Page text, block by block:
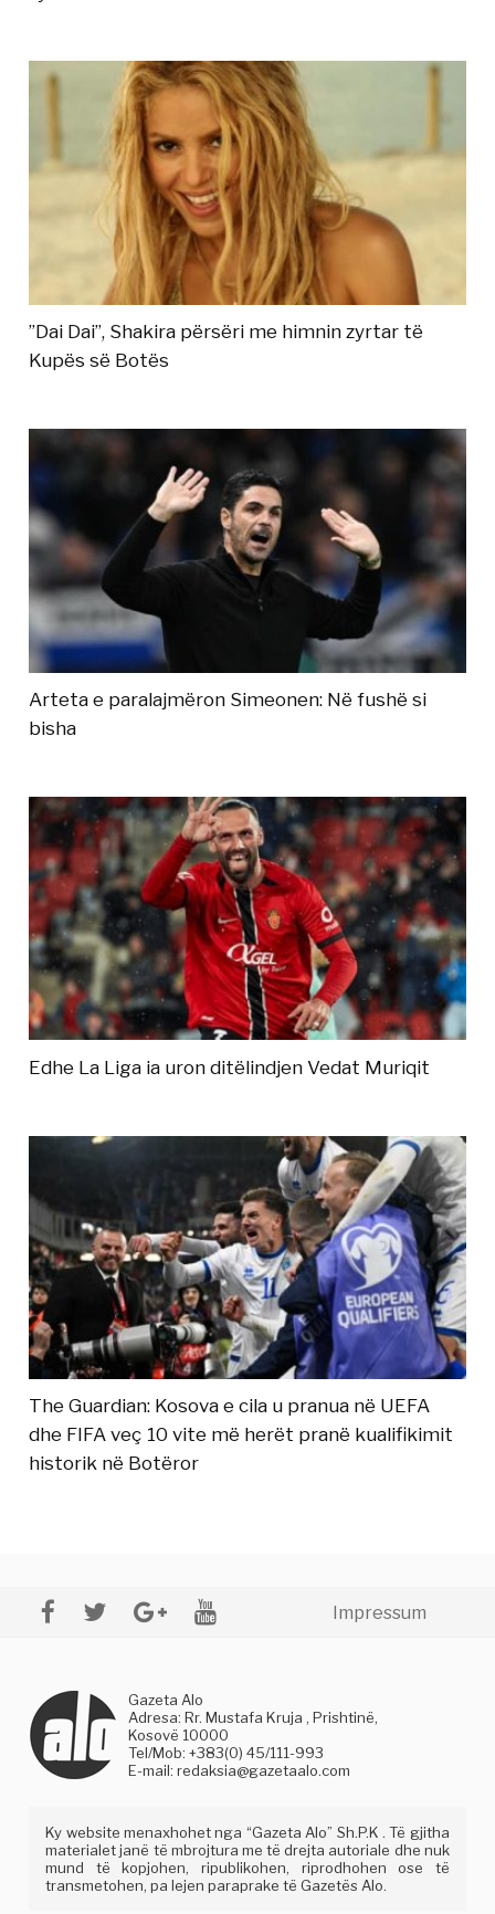
”Dai Dai”, Shakira përsëri me himnin zyrtar të
Kupës së Botës
Arteta e paralajmëron Simeonen: Në fushë si
bisha
Edhe La Liga ia uron ditëlindjen Vedat Muriqit
The Guardian: Kosova e cila u pranua në UEFA
dhe FIFA veç 10 vite më herët pranë kualifikimit
historik në Botëror
Impressum
Gazeta Alo
Adresa: Rr. Mustafa Kruja , Prishtinë,
Kosovë 10000
Tel/Mob: +383(0) 45/111-993
E-mail:redaksia@gazetaalo.com
Ky website menaxhohet nga “Gazeta Alo” Sh.P.K . Të gjitha
materialet janë të mbrojtura me të drejta autoriale dhe nuk
mund të kopjohen, ripublikohen, riprodhohen ose të
transmetohen, pa lejen paraprake të Gazetës Alo.